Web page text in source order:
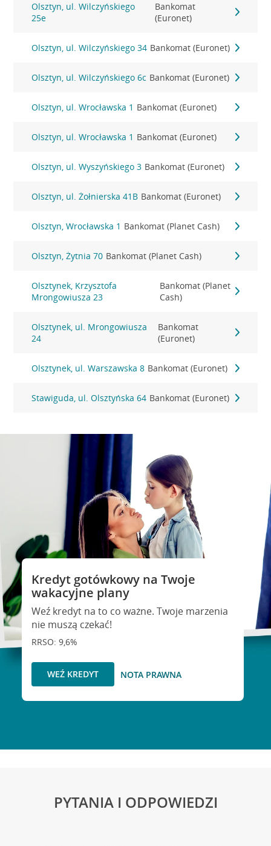
Olsztyn, ul. Wilczyńskiego
25e
Bankomat
(Euronet)
Olsztyn, ul. Wilczyńskiego 34 Bankomat (Euronet)
Olsztyn, ul. Wilczyńskiego 6c Bankomat (Euronet)
Olsztyn, ul. Wrocławska 1 Bankomat (Euronet)
Olsztyn, ul. Wrocławska 1 Bankomat (Euronet)
Olsztyn, ul. Wyszyńskiego 3 Bankomat (Euronet)
Olsztyn, ul. Żołnierska 41B Bankomat (Euronet)
Olsztyn, Wrocławska 1 Bankomat (Planet Cash)
Olsztyn, Żytnia 70 Bankomat (Planet Cash)
Olsztynek, Krzysztofa
Mrongowiusza 23
Bankomat (Planet
Cash)
Olsztynek, ul. Mrongowiusza
24
Bankomat
(Euronet)
Olsztynek, ul. Warszawska 8 Bankomat (Euronet)
Stawiguda, ul. Olsztyńska 64 Bankomat (Euronet)
Kredyt gotówkowy na Twoje
wakacyjne plany
Weź kredyt na to co ważne. Twoje marzenia
nie muszą czekać!
RRSO: 9,6%
WEŹ KREDYT NOTA PRAWNA
PYTANIA I ODPOWIEDZI